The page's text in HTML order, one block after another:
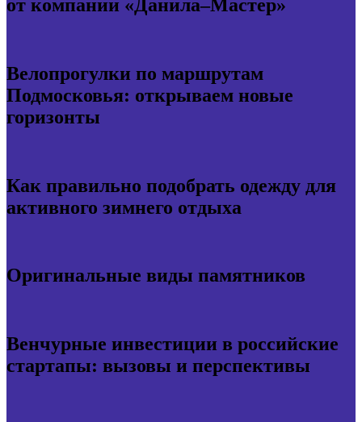
от компании «Данила–Мастер»
Велопрогулки по маршрутам
Подмосковья: открываем новые
горизонты
Как правильно подобрать одежду для
активного зимнего отдыха
Оригинальные виды памятников
Венчурные инвестиции в российские
стартапы: вызовы и перспективы